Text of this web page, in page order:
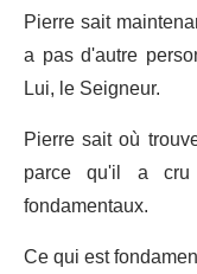
Pierre sait
a pas d'autre
Lui, le Seigneur.
Pierre sait où
parce qu'il a
fondamentaux.
Ce qui est